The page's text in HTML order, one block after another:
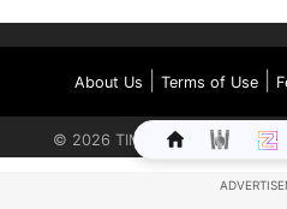
About Us Terms of Use|
© 2026 TIMES INTERNET